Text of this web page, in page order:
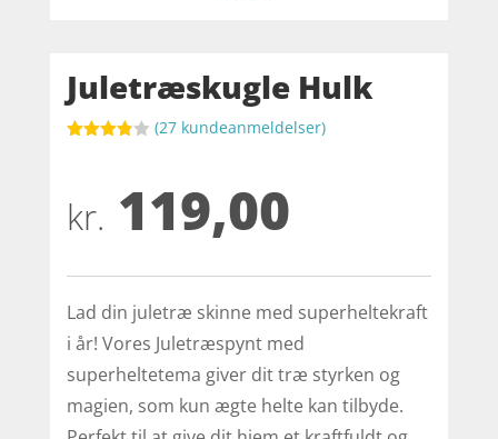
Juletræskugle Hulk
baseret
på
er
(27 kundeanmeldelser)
kr. 119,00
Lad din juletræ skinne med superheltekraft
i år! Vores Juletræspynt med
superheltetema giver dit træ styrken og
magien, som kun ægte helte kan tilbyde.